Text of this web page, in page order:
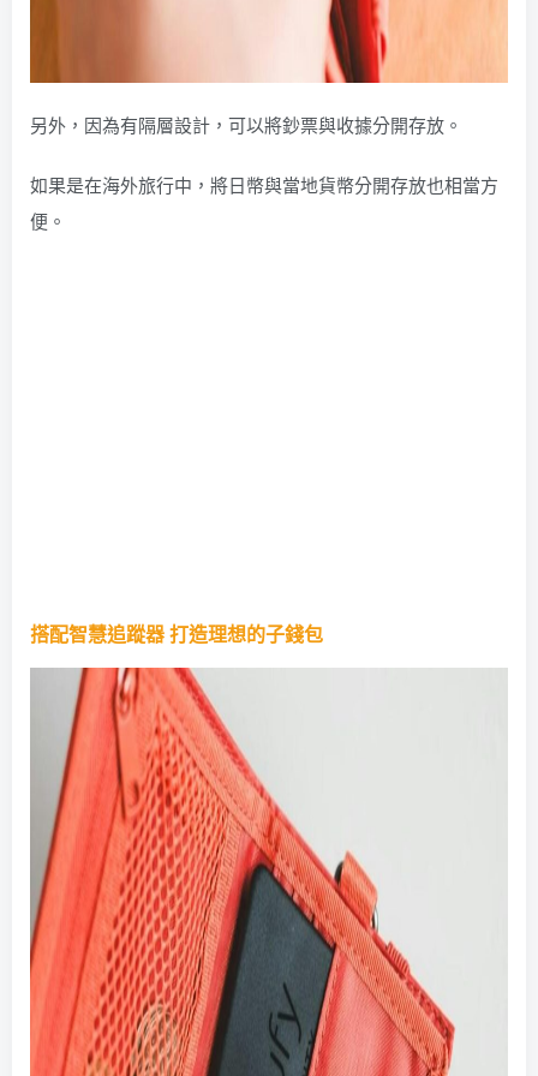
另外，因為有隔層設計，可以將鈔票與收據分開存放。
如果是在海外旅行中，將日幣與當地貨幣分開存放也相當方
便。
搭配智慧追蹤器 打造理想的子錢包